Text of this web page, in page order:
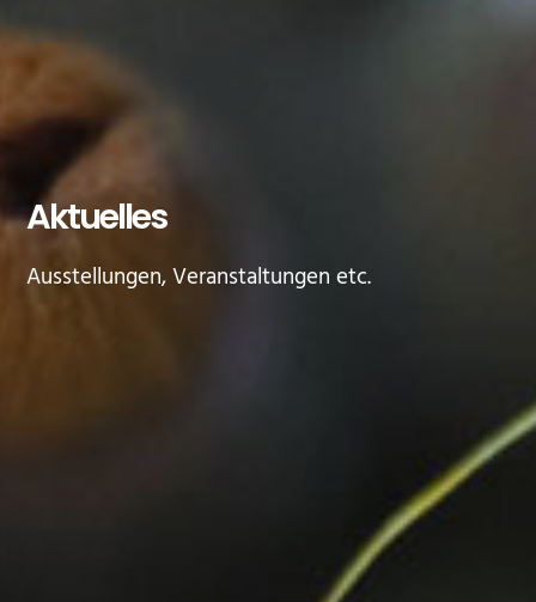
Aktuelles
Ausstellungen, Veranstaltungen etc.